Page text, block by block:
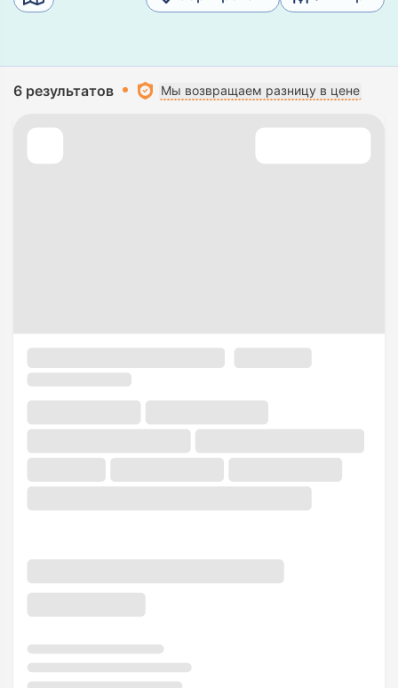
6 результатов Мы возвращаем разницу в цене